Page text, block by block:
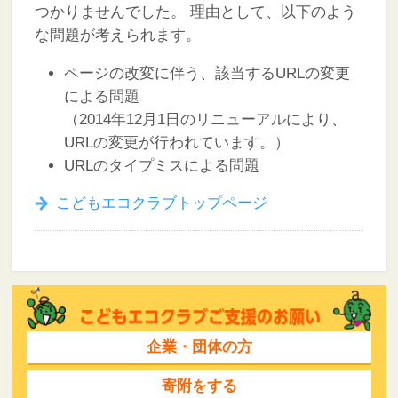
つかりませんでした。
理由として、以下のよう
な問題が考えられます。
ページの改変に伴う、該当するURLの変更
による問題
（2014年12月1日のリニューアルにより、
URLの変更が行われています。）
URLのタイプミスによる問題
こどもエコクラブトップページ
企業・団体の方
寄附をする